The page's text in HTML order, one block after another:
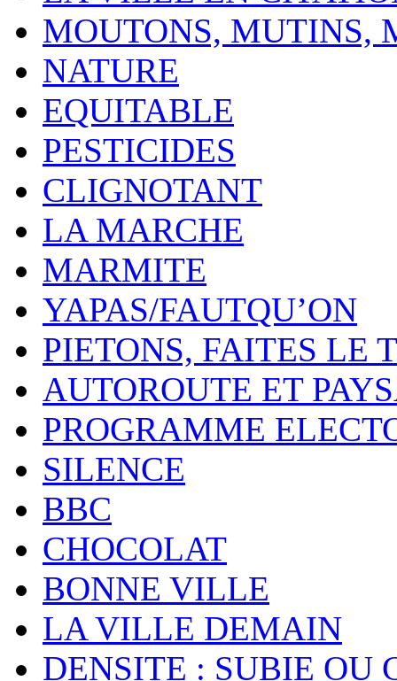
MOUTONS, MUTINS,
NATURE
EQUITABLE
PESTICIDES
CLIGNOTANT
LA MARCHE
MARMITE
YAPAS/FAUTQU’ON
PIETONS, FAITES LE
AUTOROUTE ET
PROGRAMME
SILENCE
BBC
CHOCOLAT
BONNE VILLE
LA VILLE DEMAIN
DENSITE : SUBIE OU